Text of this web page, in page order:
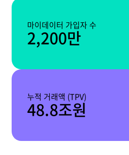
마이데이터 가입자 수
2,200만
누적 거래액 (TPV)
48.8조원